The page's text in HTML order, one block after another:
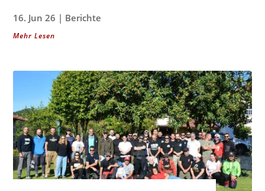
16. Jun 26 | Berichte
Mehr Lesen